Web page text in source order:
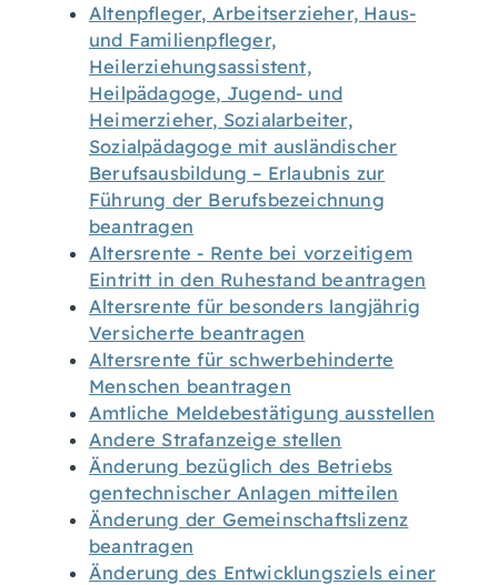
Altenpfleger, Arbeitserzieher, Haus-
und Familienpfleger,
Heilerziehungsassistent,
Heilpädagoge, Jugend- und
Heimerzieher, Sozialarbeiter,
Sozialpädagoge mit ausländischer
Berufsausbildung – Erlaubnis zur
Führung der Berufsbezeichnung
beantragen
Altersrente - Rente bei vorzeitigem
Eintritt in den Ruhestand beantragen
Altersrente für besonders langjährig
Versicherte beantragen
Altersrente für schwerbehinderte
Menschen beantragen
Amtliche Meldebestätigung ausstellen
Andere Strafanzeige stellen
Änderung bezüglich des Betriebs
gentechnischer Anlagen mitteilen
Änderung der Gemeinschaftslizenz
beantragen
Änderung des Entwicklungsziels einer